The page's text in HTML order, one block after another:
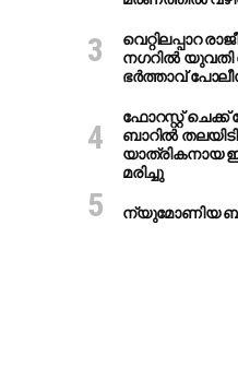
വെറ്റിലപ്പാറ
നഗറിൽ യുവതി
ഭർത്താവ്
ഫോറസ്റ്റ് ചെക്ക്
ബാറില്‍
യാത്രികനായ
മരിച്ചു
ന്യുമോണിയ